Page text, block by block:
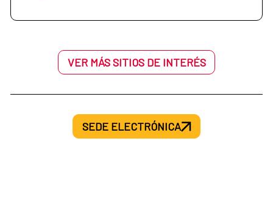
VER MÁS SITIOS DE INTERÉS
SEDE ELECTRÓNICA